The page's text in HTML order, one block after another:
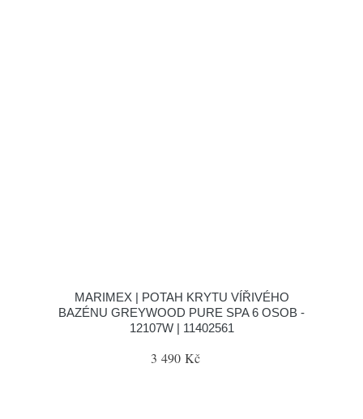
MARIMEX | POTAH KRYTU VÍŘIVÉHO
BAZÉNU GREYWOOD PURE SPA 6 OSOB -
12107W | 11402561
3 490 Kč